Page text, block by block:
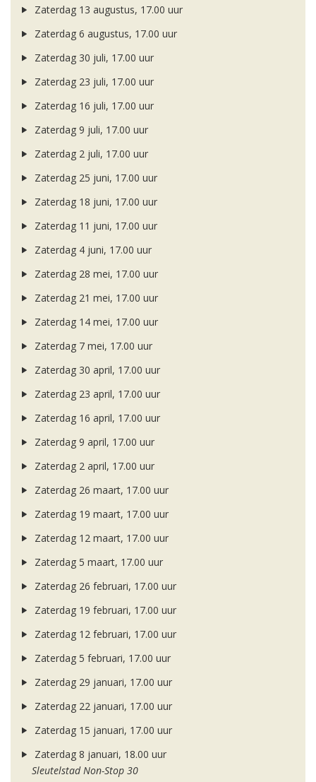
Zaterdag 13 augustus, 17.00 uur
Zaterdag 6 augustus, 17.00 uur
Zaterdag 30 juli, 17.00 uur
Zaterdag 23 juli, 17.00 uur
Zaterdag 16 juli, 17.00 uur
Zaterdag 9 juli, 17.00 uur
Zaterdag 2 juli, 17.00 uur
Zaterdag 25 juni, 17.00 uur
Zaterdag 18 juni, 17.00 uur
Zaterdag 11 juni, 17.00 uur
Zaterdag 4 juni, 17.00 uur
Zaterdag 28 mei, 17.00 uur
Zaterdag 21 mei, 17.00 uur
Zaterdag 14 mei, 17.00 uur
Zaterdag 7 mei, 17.00 uur
Zaterdag 30 april, 17.00 uur
Zaterdag 23 april, 17.00 uur
Zaterdag 16 april, 17.00 uur
Zaterdag 9 april, 17.00 uur
Zaterdag 2 april, 17.00 uur
Zaterdag 26 maart, 17.00 uur
Zaterdag 19 maart, 17.00 uur
Zaterdag 12 maart, 17.00 uur
Zaterdag 5 maart, 17.00 uur
Zaterdag 26 februari, 17.00 uur
Zaterdag 19 februari, 17.00 uur
Zaterdag 12 februari, 17.00 uur
Zaterdag 5 februari, 17.00 uur
Zaterdag 29 januari, 17.00 uur
Zaterdag 22 januari, 17.00 uur
Zaterdag 15 januari, 17.00 uur
Zaterdag 8 januari, 18.00 uur
Sleutelstad Non-Stop 30